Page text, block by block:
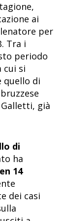
ai
per
Tra i
periodo
cui si
quello di
già
di
ha
14
dei casi